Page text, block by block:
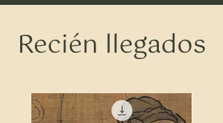
Recién llegados